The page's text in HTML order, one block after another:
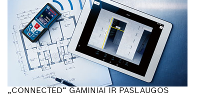
„CONNECTED“ GAMINIAI IR PASLAUGOS